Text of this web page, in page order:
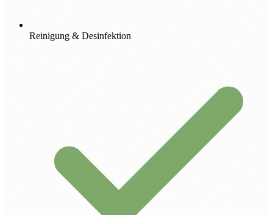
Reinigung & Desinfektion